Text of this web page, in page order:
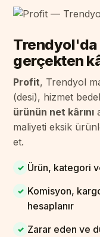
Trendyol'da
gerçekten
Profit, Trendyol
(desi), hizmet
ürünün net kârını
maliyeti eksik
et.
✓ Ürün, kategori
✓ Komisyon,
hesaplanır
✓ Zarar eden ve